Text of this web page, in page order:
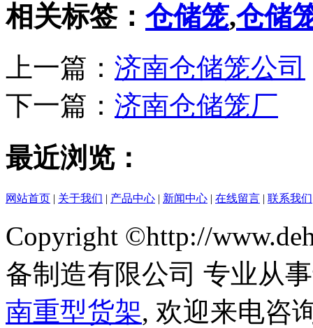
相关标签： 仓储笼,仓储
上一篇： 济南仓储笼公司
下一篇： 济南仓储笼厂
最近浏览：
网站首页 | 关于我们 | 产品中心 | 新闻中心 | 在线留言 | 联系我们
Copyright ©http://
备制造有限公司 专业从
南重型货架, 欢迎来电咨